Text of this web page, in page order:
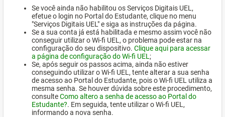
Se você ainda não habilitou os Serviços Digitais UEL,
efetue o login no Portal do Estudante, clique no menu
"Serviços Digitais UEL" e siga as instruções da página.
Se a sua conta já está habilitada e mesmo assim você não
conseguir utilizar o Wi-fi UEL, o problema pode estar na
configuração do seu dispositivo. Clique aqui para acessar
a página de configuração do Wi-fi UEL ;
Se, após seguir os passos acima, ainda não estiver
conseguindo utilizar o Wi-fi UEL, tente alterar a sua senha
de acesso ao Portal do Estudante, pois o Wi-fi UEL utiliza a
mesma senha. Se houver dúvida sobre este procedimento,
consulteComo altero a senha de acesso ao Portal do
Estudante?. Em seguida, tente utilizar o Wi-fi UEL,
informando a nova senha.